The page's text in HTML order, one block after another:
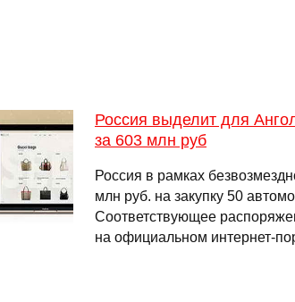
Россия выделит для
за 603 млн руб
Россия в рамках
млн руб. на закупку 50
Соответствующее
на официальном интернет-